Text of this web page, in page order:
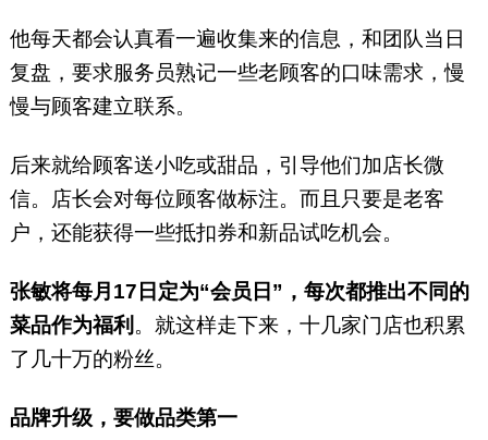
他每天都会认真看一遍收集来的信息，和团队当日
复盘，要求服务员熟记一些老顾客的口味需求，慢
慢与顾客建立联系。
后来就给顾客送小吃或甜品，引导他们加店长微
信。店长会对每位顾客做标注。而且只要是老客
户，还能获得一些抵扣券和新品试吃机会。
张敏将每月17日定为“会员日”，每次都推出不同的
菜品作为福利 。就这样走下来，十几家门店也积累
了几十万的粉丝。
品牌升级，要做品类第一